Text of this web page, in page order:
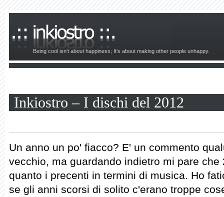
Being cool isn't about happiness; It's about making other people unhappy.
Inkiostro – I dischi del 2012
Un anno un po' fiacco? E' un commento
vecchio, ma guardando indietro mi pare
quanto i precenti in termini di musica. Ho
se gli anni scorsi di solito c'erano troppe